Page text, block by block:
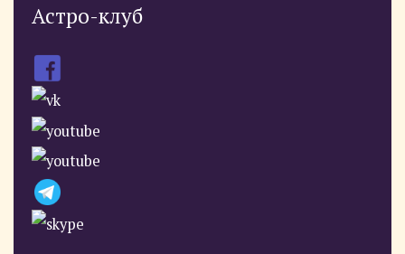
Астро-клуб